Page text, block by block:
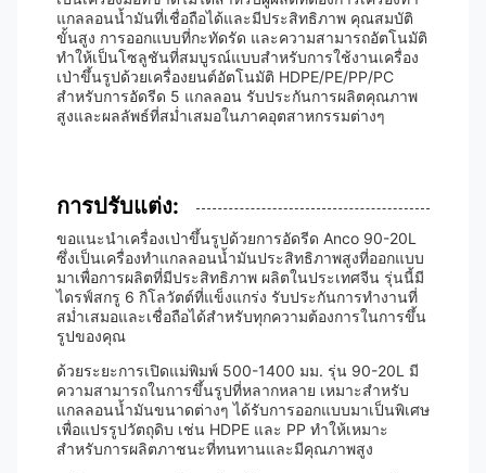
แกลลอนน้ำมันที่เชื่อถือได้และมีประสิทธิภาพ คุณสมบัติ
ขั้นสูง การออกแบบที่กะทัดรัด และความสามารถอัตโนมัติ
ทำให้เป็นโซลูชันที่สมบูรณ์แบบสำหรับการใช้งานเครื่อง
เป่าขึ้นรูปด้วยเครื่องยนต์อัตโนมัติ HDPE/PE/PP/PC
สำหรับการอัดรีด 5 แกลลอน รับประกันการผลิตคุณภาพ
สูงและผลลัพธ์ที่สม่ำเสมอในภาคอุตสาหกรรมต่างๆ
การปรับแต่ง:
ขอแนะนำเครื่องเป่าขึ้นรูปด้วยการอัดรีด Anco 90-20L
ซึ่งเป็นเครื่องทำแกลลอนน้ำมันประสิทธิภาพสูงที่ออกแบบ
มาเพื่อการผลิตที่มีประสิทธิภาพ ผลิตในประเทศจีน รุ่นนี้มี
ไดรฟ์สกรู 6 กิโลวัตต์ที่แข็งแกร่ง รับประกันการทำงานที่
สม่ำเสมอและเชื่อถือได้สำหรับทุกความต้องการในการขึ้น
รูปของคุณ
ด้วยระยะการเปิดแม่พิมพ์ 500-1400 มม. รุ่น 90-20L มี
ความสามารถในการขึ้นรูปที่หลากหลาย เหมาะสำหรับ
แกลลอนน้ำมันขนาดต่างๆ ได้รับการออกแบบมาเป็นพิเศษ
เพื่อแปรรูปวัตถุดิบ เช่น HDPE และ PP ทำให้เหมาะ
สำหรับการผลิตภาชนะที่ทนทานและมีคุณภาพสูง